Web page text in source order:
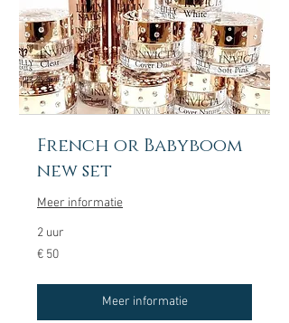
French or Babyboom
new set
Meer informatie
2 uur
50
euro
€ 50
Meer informatie